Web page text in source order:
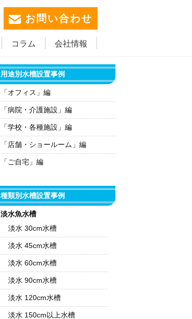
お問い合わせ
コラム 会社情報
用途別水槽設置事例
「オフィス」編
「病院・介護施設」編
「学校・各種施設」編
「店舗・ショールーム」編
「ご自宅」編
種類別水槽設置事例
淡水魚水槽
淡水 30cm水槽
淡水 45cm水槽
淡水 60cm水槽
淡水 90cm水槽
淡水 120cm水槽
淡水 150cm以上水槽